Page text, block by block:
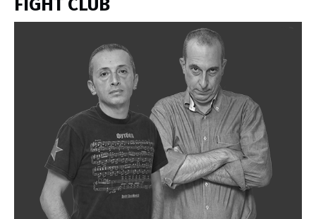
FIGHT CLUB